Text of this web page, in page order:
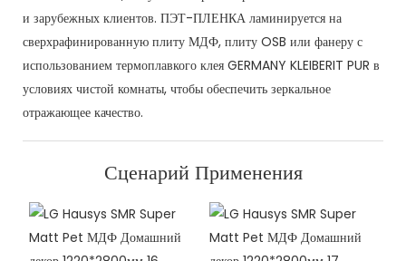
и зарубежных клиентов. ПЭТ-ПЛЕНКА ламинируется на
сверхрафинированную плиту МДФ, плиту OSB или фанеру с
использованием термоплавкого клея GERMANY KLEIBERIT PUR в
условиях чистой комнаты, чтобы обеспечить зеркальное
отражающее качество.
Сценарий Применения